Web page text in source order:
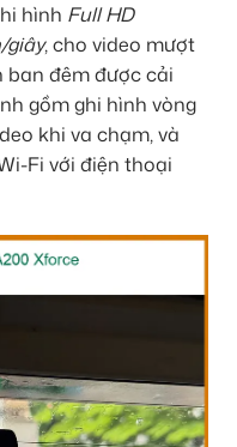
hình Full HD
giây, cho video mượt
ban đêm được cải
gồm ghi hình vòng
khi va chạm, và
Fi với điện thoại